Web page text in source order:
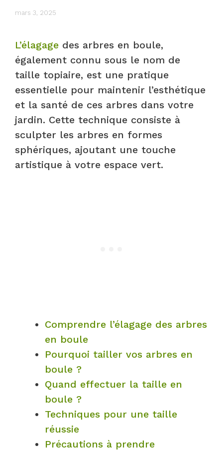
mars 3, 2025
L’élagage des arbres en boule,
également connu sous le nom de
taille topiaire, est une pratique
essentielle pour maintenir l’esthétique
et la santé de ces arbres dans votre
jardin. Cette technique consiste à
sculpter les arbres en formes
sphériques, ajoutant une touche
artistique à votre espace vert.
Comprendre l’élagage des arbres
en boule
Pourquoi tailler vos arbres en
boule ?
Quand effectuer la taille en
boule ?
Techniques pour une taille
réussie
Précautions à prendre